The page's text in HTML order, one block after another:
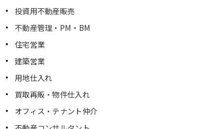
投資用不動産販売
不動産管理・PM・BM
住宅営業
建築営業
用地仕入れ
買取再販・物件仕入れ
オフィス・テナント仲介